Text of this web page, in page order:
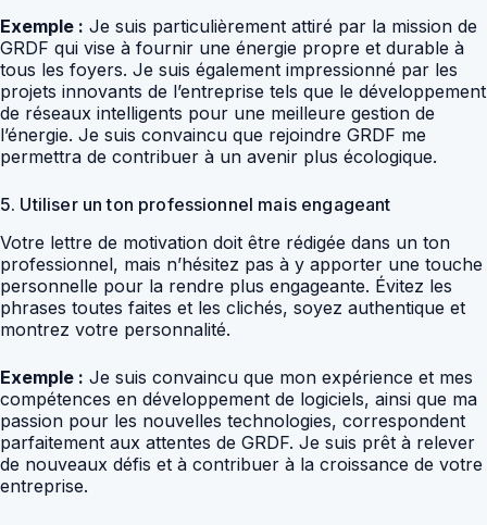
Exemple : Je suis particulièrement attiré par la mission de
GRDF qui vise à fournir une énergie propre et durable à
tous les foyers. Je suis également impressionné par les
projets innovants de l’entreprise tels que le développement
de réseaux intelligents pour une meilleure gestion de
l’énergie. Je suis convaincu que rejoindre GRDF me
permettra de contribuer à un avenir plus écologique.
5. Utiliser un ton professionnel mais engageant
Votre lettre de motivation doit être rédigée dans un ton
professionnel, mais n’hésitez pas à y apporter une touche
personnelle pour la rendre plus engageante. Évitez les
phrases toutes faites et les clichés, soyez authentique et
montrez votre personnalité.
Exemple : Je suis convaincu que mon expérience et mes
compétences en développement de logiciels, ainsi que ma
passion pour les nouvelles technologies, correspondent
parfaitement aux attentes de GRDF. Je suis prêt à relever
de nouveaux défis et à contribuer à la croissance de votre
entreprise.